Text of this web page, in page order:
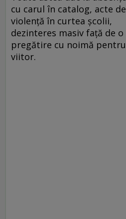
cu carul în catalog, acte de
violenţă în curtea şcolii,
dezinteres masiv faţă de o
pregătire cu noimă pentru
viitor.